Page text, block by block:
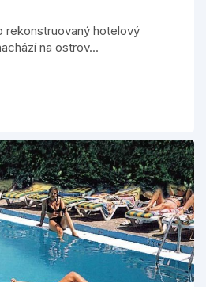
rekonstruovaný hotelový
na ostrov...